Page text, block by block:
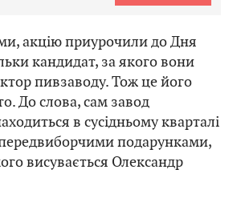
акцію приурочили до Дня
кандидат, за якого вони
пивзаводу. Тож це його
До слова, сам завод
в сусідньому кварталі
передвиборчими подарунками,
висувається Олександр